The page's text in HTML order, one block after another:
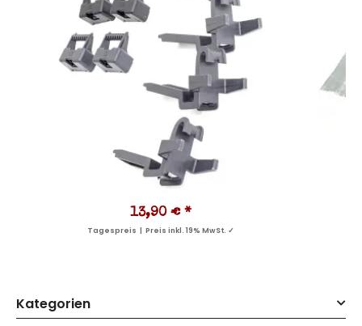
13,90 € *
Tagespreis | Preis inkl. 19% MwSt. ✓
Kategorien